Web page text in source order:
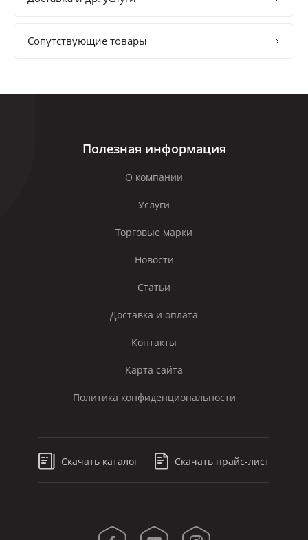
Сопутствующие товары
Полезная информация
О компании
Услуги
Торговые марки
Новости
Статьи
Доставка и оплата
Контакты
Карта сайта
Политика конфиденциональности
Скачать каталог Скачать прайс-лист